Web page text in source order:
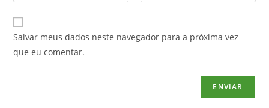
Salvar meus dados neste navegador para a próxima vez
que eu comentar.